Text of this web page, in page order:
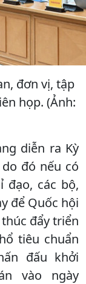
đơn vị, tập
họp. (Ảnh:
diễn ra Kỳ
đó nếu có
đạo, các bộ,
để Quốc hội
đẩy triển
tiêu chuẩn
đấu khởi
vào ngày